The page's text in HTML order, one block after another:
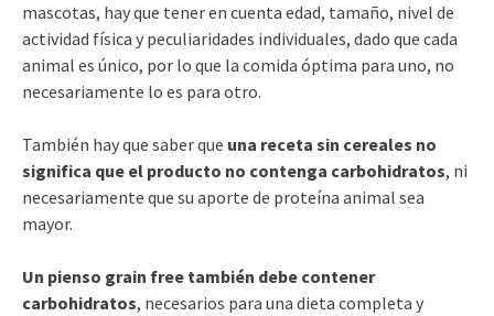
mascotas, hay que tener en cuenta edad, tamaño, nivel de
actividad física y peculiaridades individuales, dado que cada
animal es único, por lo que la comida óptima para uno, no
necesariamente lo es para otro.
También hay que saber que una receta sin cereales no
significa que el producto no contenga carbohidratos, ni
necesariamente que su aporte de proteína animal sea
mayor.
Un pienso grain free también debe contener
carbohidratos, necesarios para una dieta completa y